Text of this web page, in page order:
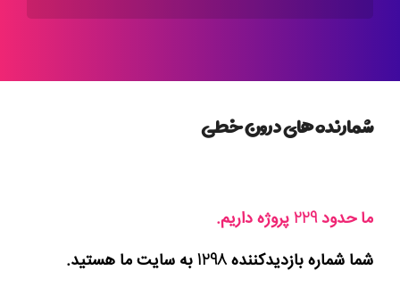
شمارنده های درون خطی
ما حدود336پروژه داریم.
شما شماره بازدیدکننده1911 به سایت ما هستید.